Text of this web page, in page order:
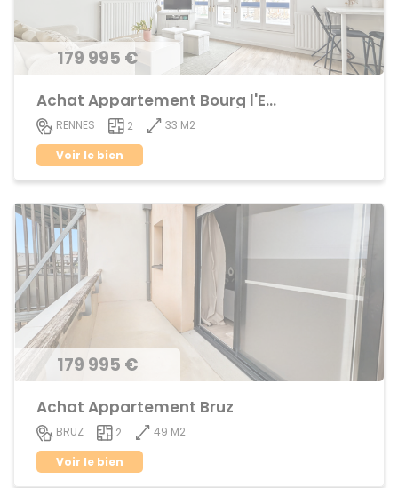
179 995 €
Achat Appartement Bourg l'Evêque
RENNES 2
33 M2
Voir le bien
179 995 €
Achat Appartement Bruz
BRUZ 2
49 M2
Voir le bien